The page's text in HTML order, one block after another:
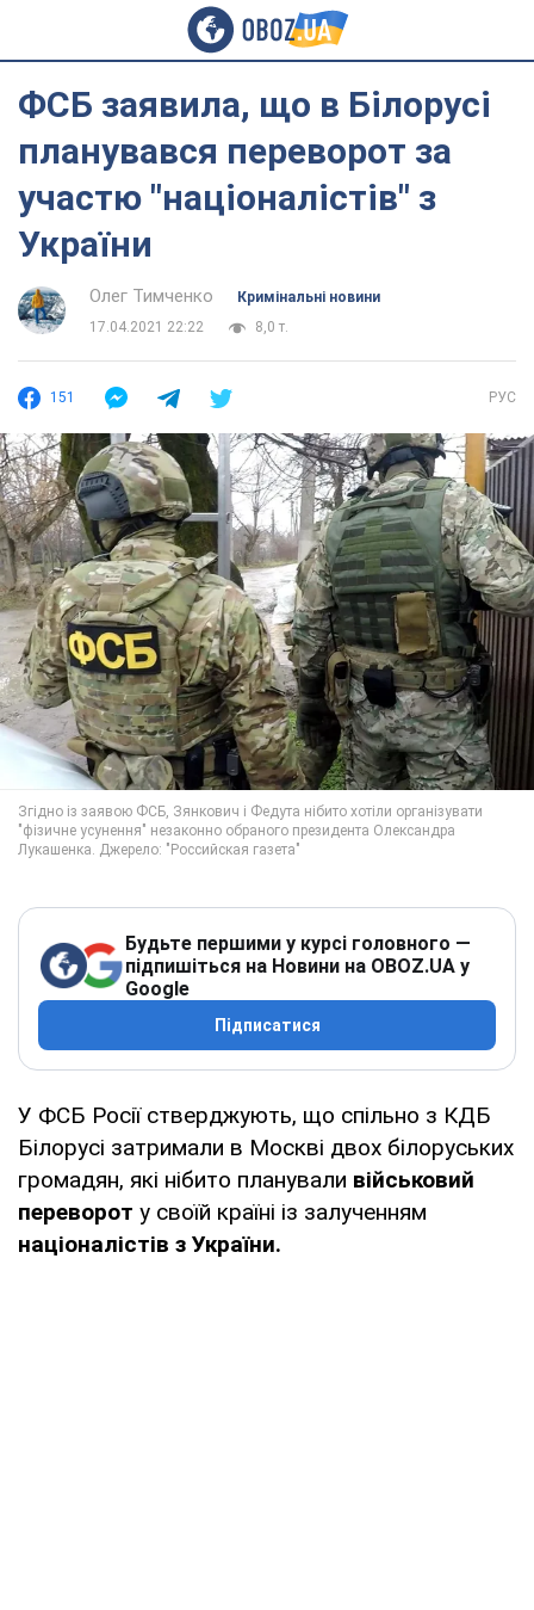
ФСБ заявила, що в Білорусі
планувався переворот за
участю "націоналістів" з
України
Олег Тимченко
Кримінальні новини
17.04.2021 22:22
8,0 т.
151 РУС
Будьте першими у курсі головного —
підпишіться на Новини на OBOZ.UA у
Google
Підписатися
У ФСБ Росії стверджують, що спільно з КДБ
Білорусі затримали в Москві двох білоруських
громадян, які нібито планували військовий
переворот у своїй країні із залученням
націоналістів з України.